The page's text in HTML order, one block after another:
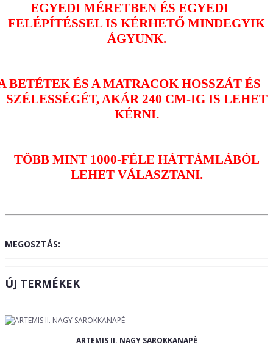
EGYEDI MÉRETBEN ÉS EGYEDI
FELÉPÍTÉSSEL IS KÉRHETŐ MINDEGYIK
ÁGYUNK.
BETÉTEK ÉS A MATRACOK HOSSZÁT ÉS
SZÉLESSÉGÉT, AKÁR 240 CM-IG IS LEHET
KÉRNI.
TÖBB MINT 1000-FÉLE HÁTTÁMLÁBÓL
LEHET VÁLASZTANI.
MEGOSZTÁS:
ÚJ TERMÉKEK
ARTEMIS II. NAGY SAROKKANAPÉ